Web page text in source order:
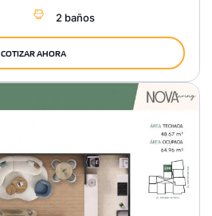
2 baños
COTIZAR AHORA